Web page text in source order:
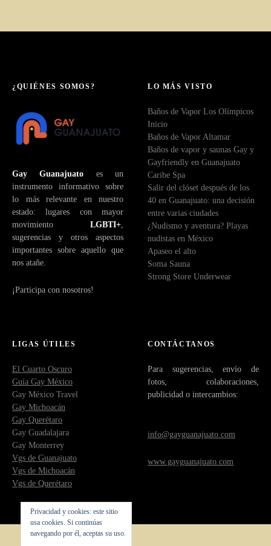
¿QUIÉNES SOMOS?
Gay Guanajuato es un
instrumento informativo sobre
lo más relevante en nuestro
estado: lugares con mayor
movimiento LGBTI+
sugerencias y otros aspectos
importantes sobre aquello que
nos atañe.
¡Participa con nosotros!
LO MÁS VISTO
Baños de Vapor Los Olímpicos
Inicio
Baños de Vapor Altamar
Baños de vapor y saunas Gay y
Gayfriendly en Guanajuato
Caribe Spa
Salir del clóset después de los
40 en Guanajuato: una decisión
entre varias ciudades
¿Nudismo y aventura? Playas
nudistas en México
Apaseo el alto
Soma Sauna
Strong Store Underwear
LIGAS ÚTILES
El Cuarto Oscuro
Guía Gay México
Gay México Travel
Gay Michoacán
Gay Querétaro
Gay Guadalajara
Gay Monterrey
Vgs de Guanajuato
Vgs de Michoacán
Vgs de Querétaro
CONTÁCTANOS
Para sugerencias, envío de
fotos, colaboraciones,
publicidad o intercambios:
info@gayguanajuato.com
www.gayguanajuato.com
Privacidad y cookies: este sitio
usa cookies. Si continúas
navegando por él, aceptas su uso.